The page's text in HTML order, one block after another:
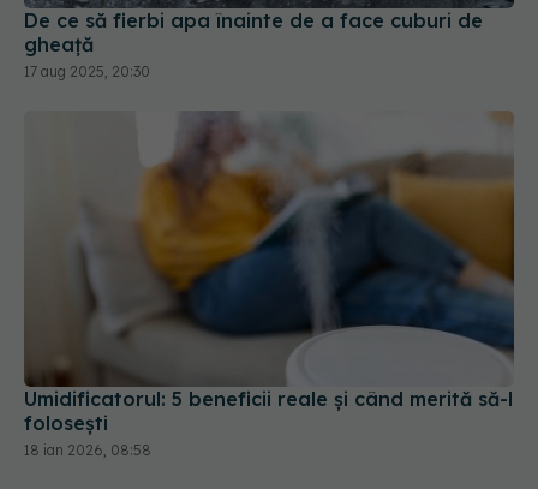
De ce să fierbi apa înainte de a face cuburi de
gheață
17 aug 2025, 20:30
Umidificatorul: 5 beneficii reale și când merită să-l
folosești
18 ian 2026, 08:58